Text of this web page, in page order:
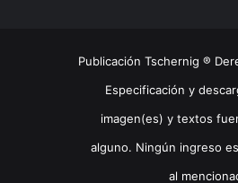
Publicación Tschernig ®
Especificación y
imagen(es) y textos
alguno. Ningún ingreso
al